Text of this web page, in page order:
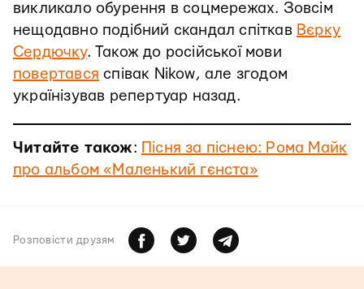
викликало обурення в соцмережах. Зовсім
нещодавно подібний скандал спіткав Вєрку
Сердючку. Також до російської мови
повертався співак Nikow, але згодом
українізував репертуар назад.
Читайте також: Пісня за піснею: Рома Майк
про альбом «Маленький гєнста»
Розповiсти друзям